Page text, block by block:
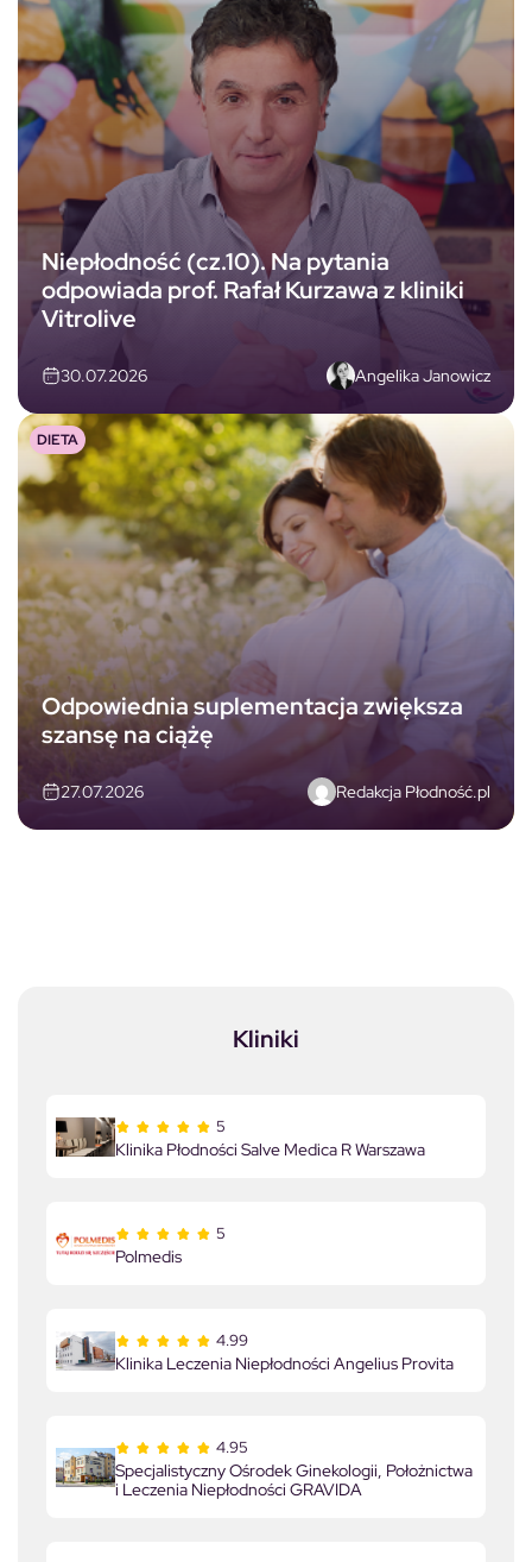
Niepłodność (cz.10). Na pytania
odpowiada prof. Rafał Kurzawa z kliniki
Vitrolive
30.07.2026 Angelika Janowicz
Odpowiednia suplementacja zwiększa
szansę na ciążę
27.07.2026 Redakcja Płodność.pl
DIETA
Kliniki
5
Klinika Płodności Salve Medica R Warszawa
5
Polmedis
4.99
Klinika Leczenia Niepłodności Angelius Provita
4.95
Specjalistyczny Ośrodek Ginekologii, Położnictwa
i Leczenia Niepłodności GRAVIDA